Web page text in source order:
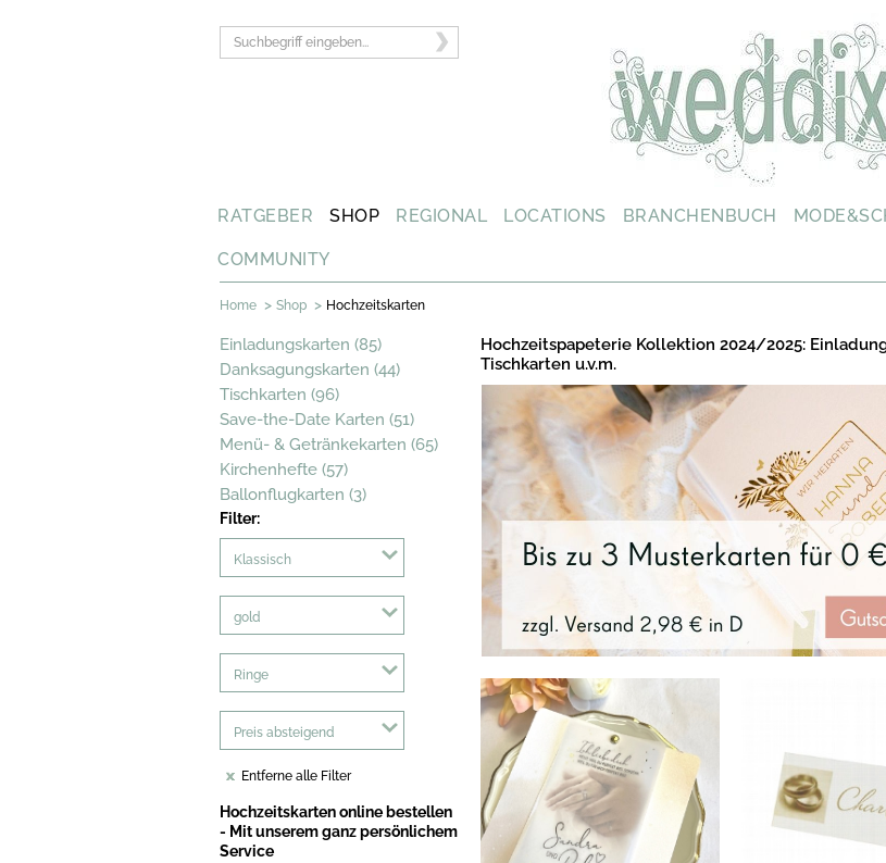
RATGEBER SHOP REGIONAL LOCATIONS BRANCHENBUCH
COMMUNITY
Home > Shop > Hochzeitskarten
Einladungskarten (85)
Danksagungskarten (44)
Tischkarten (96)
Save-the-Date Karten (51)
Menü- & Getränkekarten (65)
Kirchenhefte (57)
Ballonflugkarten (3)
Filter:
Klassisch
gold
Ringe
Preis absteigend
Entferne alle Filter
Hochzeitskarten online bestellen
- Mit unserem ganz persönlichem
Service
Hochzeitspapeterie Kollektion 2024/2025:
Tischkarten u.v.m.